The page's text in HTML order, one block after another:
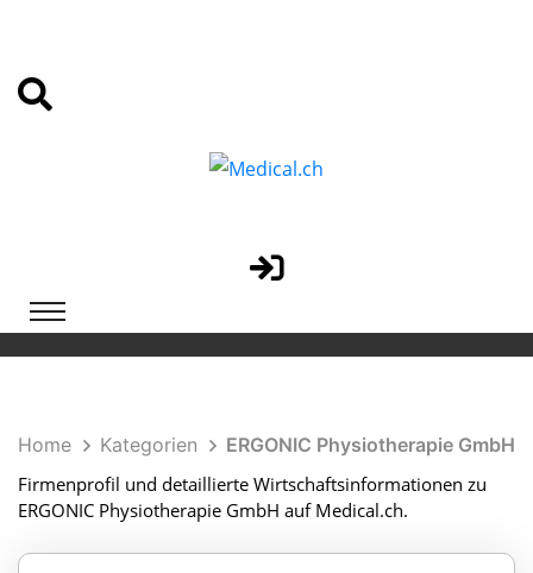
Home Kategorien
ERGONIC Physiotherapie GmbH
Firmenprofil und detaillierte Wirtschaftsinformationen zu
ERGONIC Physiotherapie GmbH auf Medical.ch.